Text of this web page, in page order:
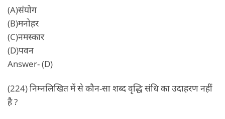
(A)संयोग
(B)मनोहर
(C)नमस्कार
(D)पवन
Answer- (D)
(224) निम्नलिखित में से कौन-सा शब्द वृद्धि संधि का उदाहरण नहीं
है ?